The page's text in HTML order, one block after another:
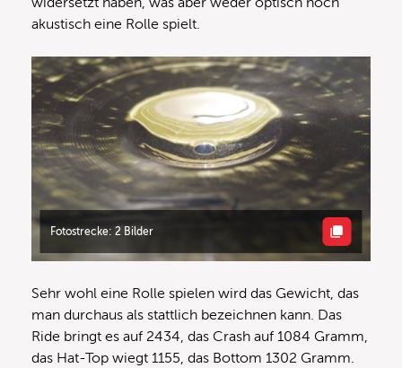
akustisch eine Rolle spielt.
Fotostrecke: 2 Bilder
Sehr wohl eine Rolle spielen wird das Gewicht, das
man durchaus als stattlich bezeichnen kann. Das
Ride bringt es auf 2434, das Crash auf 1084 Gramm,
das Hat-Top wiegt 1155, das Bottom 1302 Gramm.